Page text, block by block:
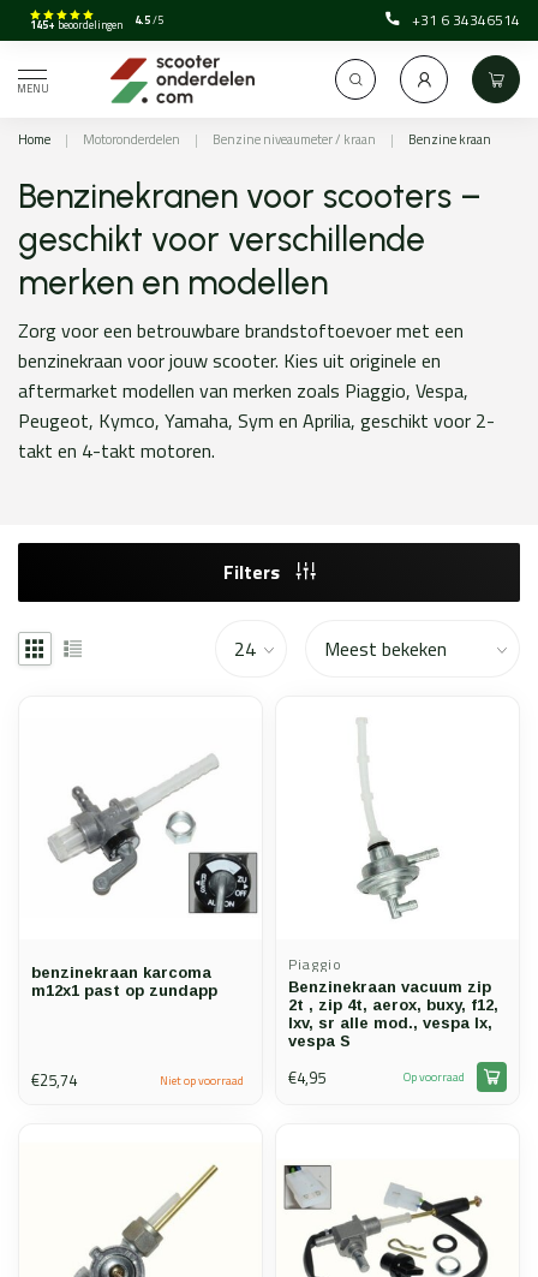
145+ beoordelingen 4.5/5 +31 6 34346514
MENU
Home | Motoronderdelen | Benzine niveaumeter / kraan | Benzine kraan
Benzinekranen voor scooters –
geschikt voor verschillende
merken en modellen
Zorg voor een betrouwbare brandstoftoevoer met een
benzinekraan voor jouw scooter. Kies uit originele en
aftermarket modellen van merken zoals Piaggio, Vespa,
Peugeot, Kymco, Yamaha, Sym en Aprilia, geschikt voor 2-
takt en 4-takt motoren.
Filters
benzinekraan karcoma
m12x1 past op zundapp
€25,74 Niet op voorraad
Piaggio
Benzinekraan vacuum zip
2t , zip 4t, aerox, buxy, f12,
lxv, sr alle mod., vespa lx,
vespa S
€4,95 Op voorraad